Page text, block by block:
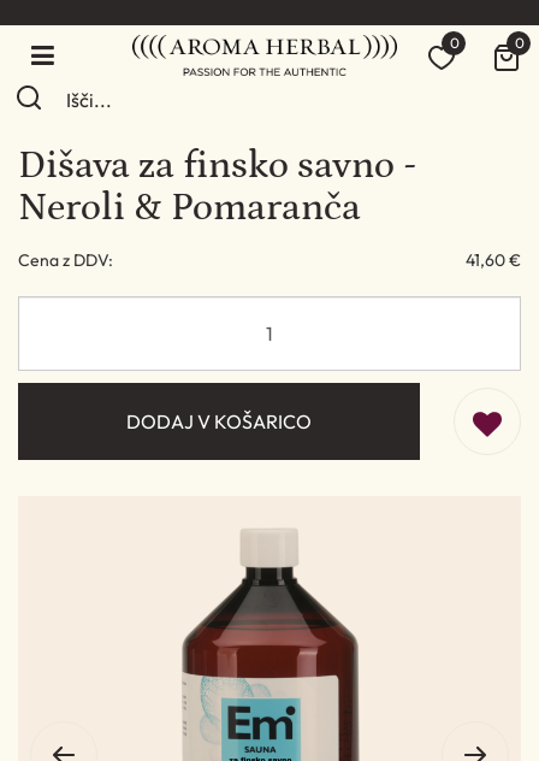
0 0
Dišava za finsko savno -
Neroli & Pomaranča
Cena z DDV: 41,60 €
DODAJ V KOŠARICO